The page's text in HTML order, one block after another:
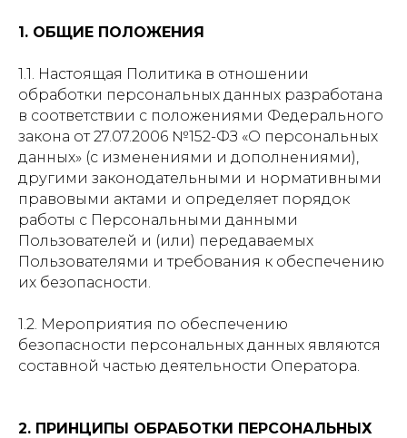
1. ОБЩИЕ ПОЛОЖЕНИЯ
1.1. Настоящая Политика в отношении
обработки персональных данных разработана
в соответствии с положениями Федерального
закона от 27.07.2006 №152-ФЗ «О персональных
данных» (с изменениями и дополнениями),
другими законодательными и нормативными
правовыми актами и определяет порядок
работы с Персональными данными
Пользователей и (или) передаваемых
Пользователями и требования к обеспечению
их безопасности.
1.2. Мероприятия по обеспечению
безопасности персональных данных являются
составной частью деятельности Оператора.
2. ПРИНЦИПЫ ОБРАБОТКИ ПЕРСОНАЛЬНЫХ